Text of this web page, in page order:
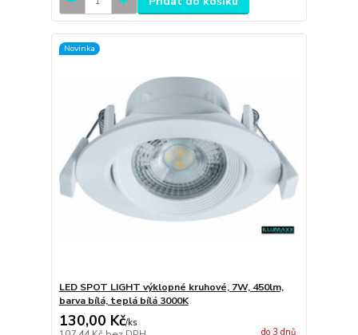
Novinka
LED SPOT LIGHT výklopné kruhové, 7W, 450lm,
barva bílá, teplá bílá 3000K
130,00 Kč/ks
do 3 dnů